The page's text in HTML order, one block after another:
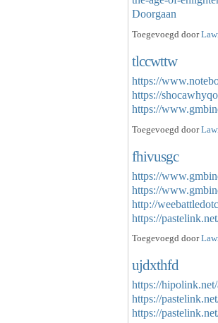
Doorgaan
Toegevoegd door
tlccwttw
https://
https://
https://
Toegevoegd door
fhivusgc
https://
https://
http://
https://
Toegevoegd door
ujdxthfd
https://
https://
https://